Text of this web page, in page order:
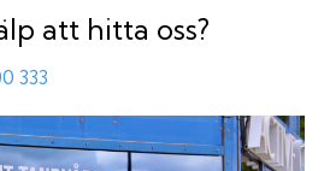
att hitta oss?
333